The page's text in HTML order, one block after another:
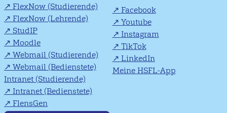
FlexNow (Studierende)
FlexNow (Lehrende)
StudIP
Moodle
Webmail (Studierende)
Webmail (Bedienstete)
Intranet (Studierende)
Intranet (Bedienstete)
FlensGen
Facebook
Youtube
Instagram
TikTok
LinkedIn
Meine HSFL-App